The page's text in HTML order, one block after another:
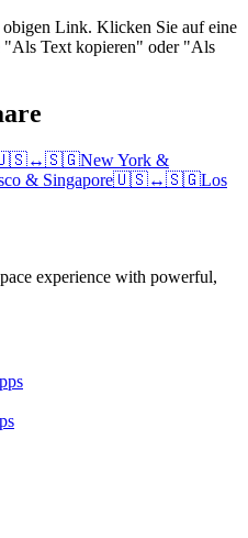
obigen Link. Klicken Sie auf eine
"Als Text kopieren" oder "Als
↔🇸🇬New York &
& Singapore🇺🇸↔🇸🇬Los
experience with powerful,